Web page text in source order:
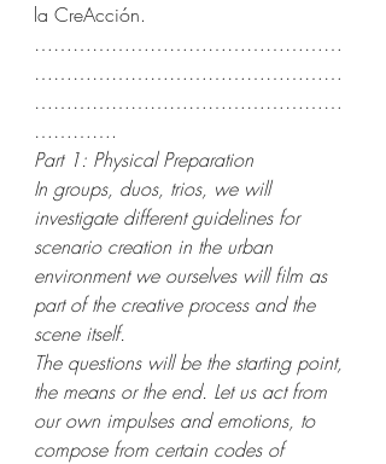
la CreAcción.
…………………………………………
…………………………………………
…………………………………………
………….
Part 1: Physical Preparation
In groups, duos, trios, we will
investigate different guidelines for
scenario creation in the urban
environment we ourselves will film as
part of the creative process and the
scene itself.
The questions will be the starting point,
the means or the end. Let us act from
our own impulses and emotions, to
compose from certain codes of